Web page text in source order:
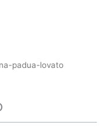
padua-lovato